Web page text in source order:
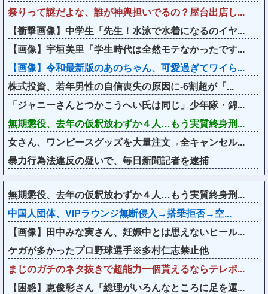
祭りって謎だよな、誰が神輿担いでるの？屋台出店し...
【衝撃画像】中学生「先生！水泳で水着になるのイヤ...
【画像】宇垣美里「学生時代は全然モテなかったです...
【画像】令和最新版のあのちゃん、可愛過ぎてワイら...
株式投資、若年男性の自信喪失の原因に-6割超が「...
「ジャニーさんとつかこうへい氏は同じ」少年隊・錦...
無期懲役、去年の仮釈放わずか４人…もう実質終身刑...
女さん、ワンピースグッズを大量注文→全キャンセル...
暴力行為法違反の疑いで、毎日新聞記者を逮捕
無期懲役、去年の仮釈放わずか４人…もう実質終身刑...
中国人団体、VIPラウンジ無断侵入→搭乗拒否→空...
【画像】田中みな実さん、妊娠中とは思えないヒール...
ケガが多かったプロ野球選手※多村仁志禁止他
まじのガチのネタ抜きで超能力一個貰えるならテレポ...
【困惑】恵俊彰さん「総理がいろんなところに足を運...